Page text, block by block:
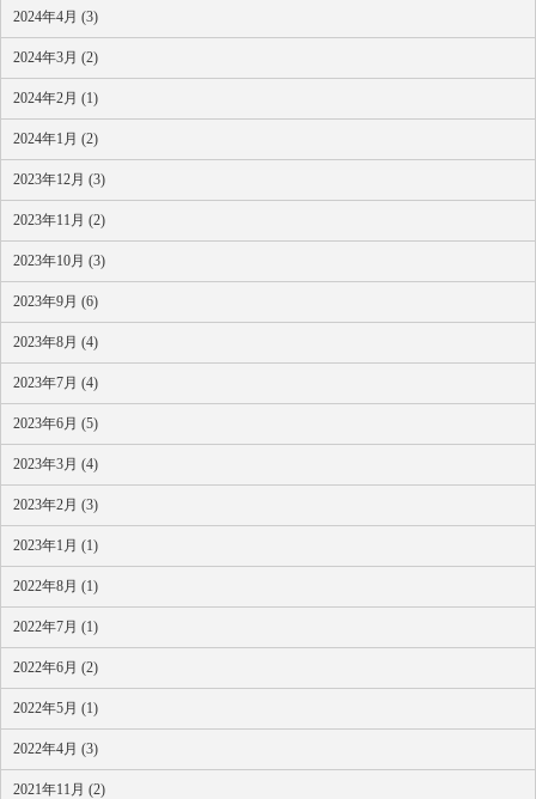
2024年4月 (3)
2024年3月 (2)
2024年2月 (1)
2024年1月 (2)
2023年12月 (3)
2023年11月 (2)
2023年10月 (3)
2023年9月 (6)
2023年8月 (4)
2023年7月 (4)
2023年6月 (5)
2023年3月 (4)
2023年2月 (3)
2023年1月 (1)
2022年8月 (1)
2022年7月 (1)
2022年6月 (2)
2022年5月 (1)
2022年4月 (3)
2021年11月 (2)